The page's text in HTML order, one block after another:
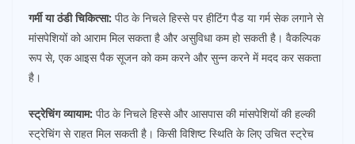
गर्मी या ठंडी चिकित्सा: पीठ के निचले हिस्से पर हीटिंग पैड या गर्म सेक लगाने से
मांसपेशियों को आराम मिल सकता है और असुविधा कम हो सकती है। वैकल्पिक
रूप से, एक आइस पैक सूजन को कम करने और सुन्न करने में मदद कर सकता
है।
स्ट्रेचिंग व्यायाम: पीठ के निचले हिस्से और आसपास की मांसपेशियों की हल्की
स्ट्रेचिंग से राहत मिल सकती है। किसी विशिष्ट स्थिति के लिए उचित स्ट्रेच